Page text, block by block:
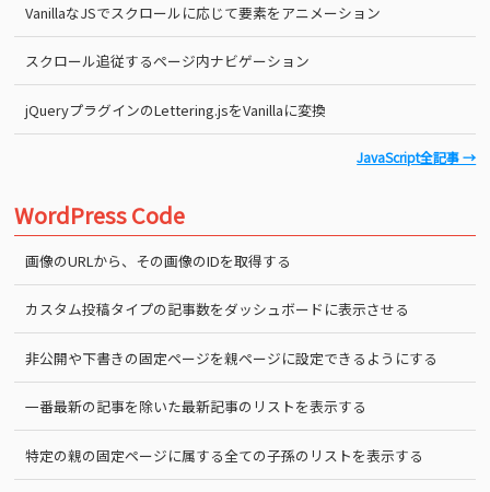
VanillaなJSでスクロールに応じて要素をアニメーション
スクロール追従するページ内ナビゲーション
jQueryプラグインのLettering.jsをVanillaに変換
JavaScript全記事 →
WordPress Code
画像のURLから、その画像のIDを取得する
カスタム投稿タイプの記事数をダッシュボードに表示させる
非公開や下書きの固定ページを親ページに設定できるようにする
一番最新の記事を除いた最新記事のリストを表示する
特定の親の固定ページに属する全ての子孫のリストを表示する